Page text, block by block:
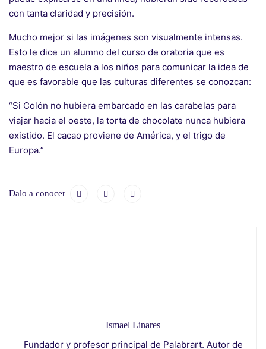
con tanta claridad y precisión.
Mucho mejor si las imágenes son visualmente intensas.
Esto le dice un alumno del curso de oratoria que es
maestro de escuela a los niños para comunicar la idea de
que es favorable que las culturas diferentes se conozcan:
“Si Colón no hubiera embarcado en las carabelas para
viajar hacia el oeste, la torta de chocolate nunca hubiera
existido. El cacao proviene de América, y el trigo de
Europa.”
Dalo a conocer
Ismael Linares
Fundador y profesor principal de Palabrart. Autor de